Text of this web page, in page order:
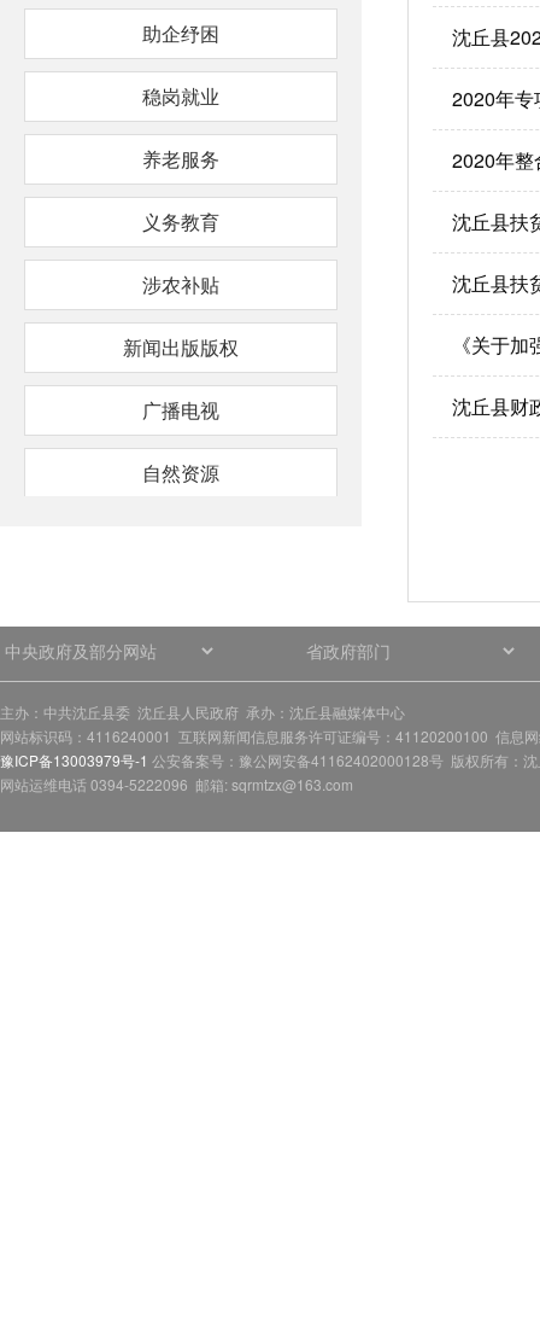
助企纾困
稳岗就业
养老服务
义务教育
涉农补贴
新闻出版版权
广播电视
自然资源
水利
公共企事业单位
沈丘县
2020年
2020年
沈丘县扶
沈丘县扶
沈丘县财
主办：中共沈丘县委 沈丘县人民政府 承办：沈丘县融媒体中心
网站标识码：4116240001 互联网新闻信息服务许可证编号：41120200100 信息
豫ICP备13003979号-1 公安备案号：豫公网安备41162402000128号 版权所有：
网站运维电话 0394-5222096 邮箱: sqrmtzx@163.com